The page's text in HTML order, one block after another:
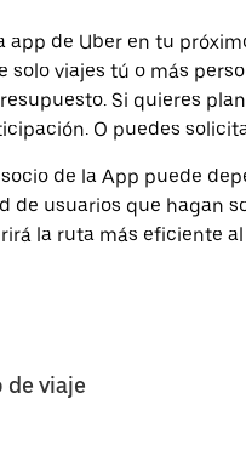
app de Uber en tu
solo viajes tú o más
Si quieres
O puedes
de la App puede
de usuarios que hagan
la ruta más eficiente
viaje